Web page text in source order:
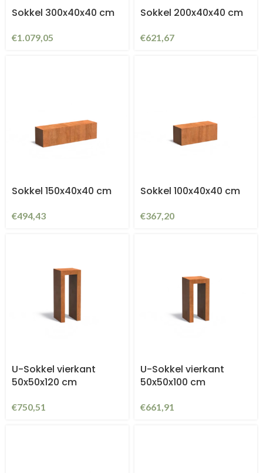
Sokkel 300x40x40 cm
€1.079,05
Sokkel 200x40x40 cm
€621,67
Sokkel 150x40x40 cm
€494,43
Sokkel 100x40x40 cm
€367,20
U-Sokkel vierkant
50x50x120 cm
€750,51
U-Sokkel vierkant
50x50x100 cm
€661,91